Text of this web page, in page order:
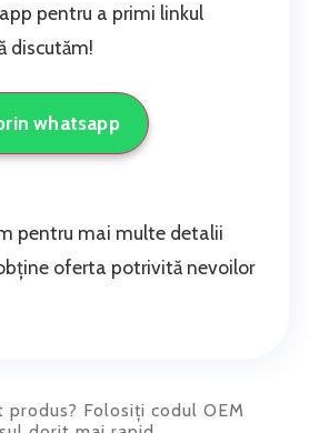
pentru a primi linkul
discutăm!
whatsapp
pentru mai multe detalii
oferta potrivită nevoilor
Folosiți codul OEM